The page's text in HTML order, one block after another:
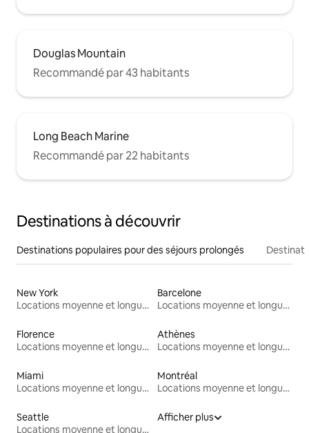
Douglas Mountain
Recommandé par 43 habitants
Long Beach Marine
Recommandé par 22 habitants
Destinations à découvrir
Destinations populaires pour des séjours prolongés
New York
Locations moyenne et longue durée
Barcelone
Locations moyenne et longue durée
Florence
Locations moyenne et longue durée
Athènes
Locations moyenne et longue durée
Miami
Locations moyenne et longue durée
Montréal
Locations moyenne et longue durée
Seattle
Locations moyenne et longue durée
Afficher plus